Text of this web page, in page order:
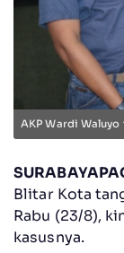
AKP Wardi
Blitar Kota
Rabu (23/8),
kasusnya.